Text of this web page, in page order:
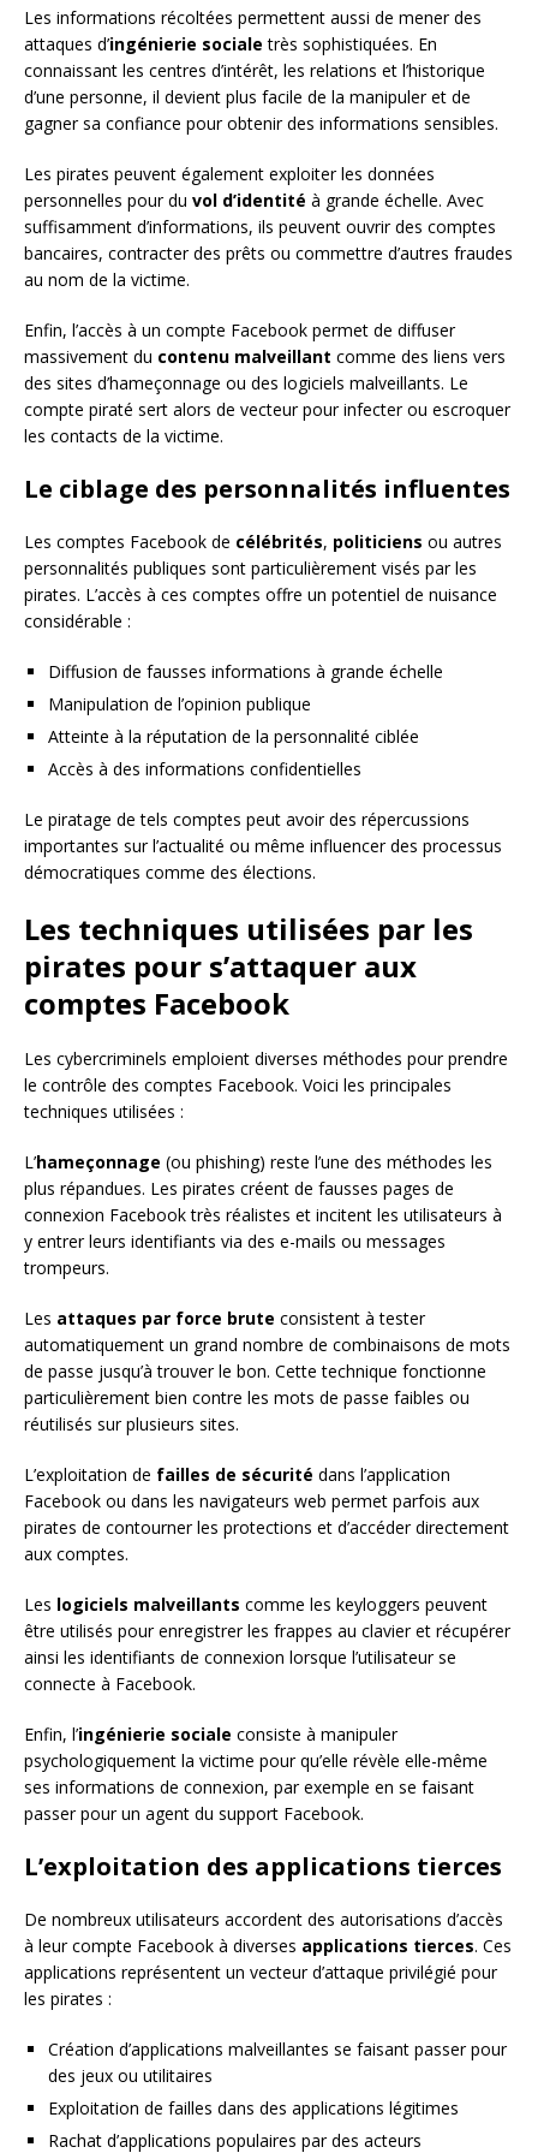
Les informations récoltées permettent aussi de mener des
attaques d’ingénierie sociale très sophistiquées. En
connaissant les centres d’intérêt, les relations et l’historique
d’une personne, il devient plus facile de la manipuler et de
gagner sa confiance pour obtenir des informations sensibles.
Les pirates peuvent également exploiter les données
personnelles pour du vol d’identité à grande échelle. Avec
suffisamment d’informations, ils peuvent ouvrir des comptes
bancaires, contracter des prêts ou commettre d’autres fraudes
au nom de la victime.
Enfin, l’accès à un compte Facebook permet de diffuser
massivement du contenu malveillant comme des liens vers
des sites d’hameçonnage ou des logiciels malveillants. Le
compte piraté sert alors de vecteur pour infecter ou escroquer
les contacts de la victime.
Le ciblage des personnalités influentes
Les comptes Facebook de célébrités, politiciens ou autres
personnalités publiques sont particulièrement visés par les
pirates. L’accès à ces comptes offre un potentiel de nuisance
considérable :
Diffusion de fausses informations à grande échelle
Manipulation de l’opinion publique
Atteinte à la réputation de la personnalité ciblée
Accès à des informations confidentielles
Le piratage de tels comptes peut avoir des répercussions
importantes sur l’actualité ou même influencer des processus
démocratiques comme des élections.
Les techniques utilisées par les
pirates pour s’attaquer aux
comptes Facebook
Les cybercriminels emploient diverses méthodes pour prendre
le contrôle des comptes Facebook. Voici les principales
techniques utilisées :
L’hameçonnage (ou phishing) reste l’une des méthodes les
plus répandues. Les pirates créent de fausses pages de
connexion Facebook très réalistes et incitent les utilisateurs à
y entrer leurs identifiants via des e-mails ou messages
trompeurs.
Les attaques par force brute consistent à tester
automatiquement un grand nombre de combinaisons de mots
de passe jusqu’à trouver le bon. Cette technique fonctionne
particulièrement bien contre les mots de passe faibles ou
réutilisés sur plusieurs sites.
L’exploitation de failles de sécurité dans l’application
Facebook ou dans les navigateurs web permet parfois aux
pirates de contourner les protections et d’accéder directement
aux comptes.
Les logiciels malveillants comme les keyloggers peuvent
être utilisés pour enregistrer les frappes au clavier et récupérer
ainsi les identifiants de connexion lorsque l’utilisateur se
connecte à Facebook.
Enfin, l’ingénierie sociale consiste à manipuler
psychologiquement la victime pour qu’elle révèle elle-même
ses informations de connexion, par exemple en se faisant
passer pour un agent du support Facebook.
L’exploitation des applications tierces
De nombreux utilisateurs accordent des autorisations d’accès
à leur compte Facebook à diverses applications tierces. Ces
applications représentent un vecteur d’attaque privilégié pour
les pirates :
Création d’applications malveillantes se faisant passer pour
des jeux ou utilitaires
Exploitation de failles dans des applications légitimes
Rachat d’applications populaires par des acteurs